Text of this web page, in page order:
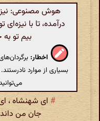
هوش مصنوعی:
درآمده، تا با
بیم تو
اخطار:
بسیاری از موارد
# ای شهنشاه ،
جان من داند